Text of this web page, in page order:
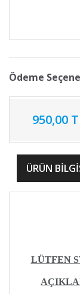
Ödeme
950,00
ÜRÜN
LÜTFEN